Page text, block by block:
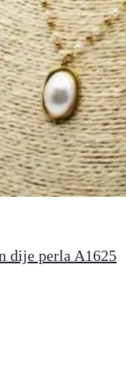
dije perla A1625